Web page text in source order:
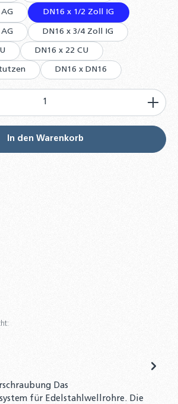
DN16 x 1/2 Zoll IG
DN16 x 3/4 Zoll IG
DN16 x 22 CU
DN16 x DN16
Gib den gewünschten Wert ein
In den Warenkorb
Das
für Edelstahlwellrohre. Die